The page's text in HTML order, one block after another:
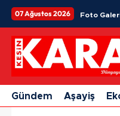
07 Ağustos 2026 Foto
Gündem Aşayiş